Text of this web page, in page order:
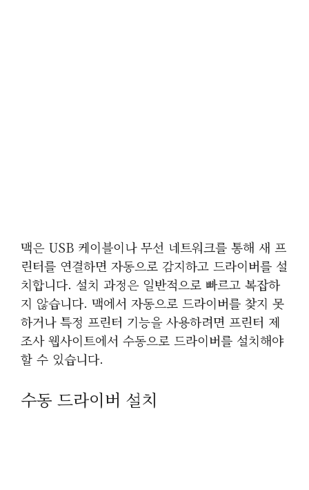
맥은 USB 케이블이나 무선 네트워크를 통해 새 프
린터를 연결하면 자동으로 감지하고 드라이버를 설
치합니다. 설치 과정은 일반적으로 빠르고 복잡하
지 않습니다. 맥에서 자동으로 드라이버를 찾지 못
하거나 특정 프린터 기능을 사용하려면 프린터 제
조사 웹사이트에서 수동으로 드라이버를 설치해야
할 수 있습니다.
수동 드라이버 설치